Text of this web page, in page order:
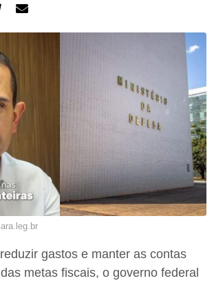
gastos e manter as contas
metas fiscais, o governo federal